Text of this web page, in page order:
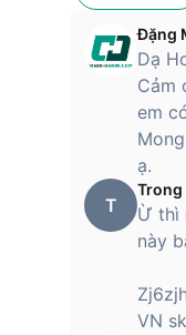
Đặng
Dạ
Cảm
em
ạ.
T
Trong
Ừ thì
này
VN